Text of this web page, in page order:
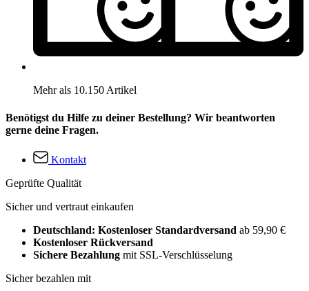
Mehr als 10.150 Artikel
Benötigst du Hilfe zu deiner Bestellung? Wir beantworten
gerne deine Fragen.
Kontakt
Geprüfte Qualität
Sicher und vertraut einkaufen
Deutschland: Kostenloser Standardversand ab 59,90 €
Kostenloser Rückversand
Sichere Bezahlung mit SSL-Verschlüsselung
Sicher bezahlen mit